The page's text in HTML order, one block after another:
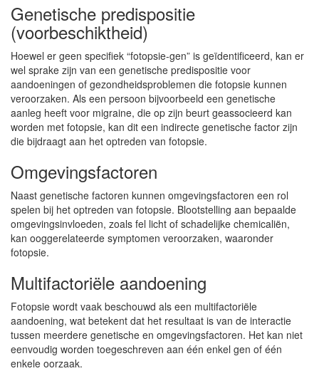
Genetische predispositie
(voorbeschiktheid)
Hoewel er geen specifiek “fotopsie-gen” is geïdentificeerd, kan er
wel sprake zijn van een genetische predispositie voor
aandoeningen of gezondheidsproblemen die fotopsie kunnen
veroorzaken. Als een persoon bijvoorbeeld een genetische
aanleg heeft voor migraine, die op zijn beurt geassocieerd kan
worden met fotopsie, kan dit een indirecte genetische factor zijn
die bijdraagt aan het optreden van fotopsie.
Omgevingsfactoren
Naast genetische factoren kunnen omgevingsfactoren een rol
spelen bij het optreden van fotopsie. Blootstelling aan bepaalde
omgevingsinvloeden, zoals fel licht of schadelijke chemicaliën,
kan ooggerelateerde symptomen veroorzaken, waaronder
fotopsie.
Multifactoriële aandoening
Fotopsie wordt vaak beschouwd als een multifactoriële
aandoening, wat betekent dat het resultaat is van de interactie
tussen meerdere genetische en omgevingsfactoren. Het kan niet
eenvoudig worden toegeschreven aan één enkel gen of één
enkele oorzaak.